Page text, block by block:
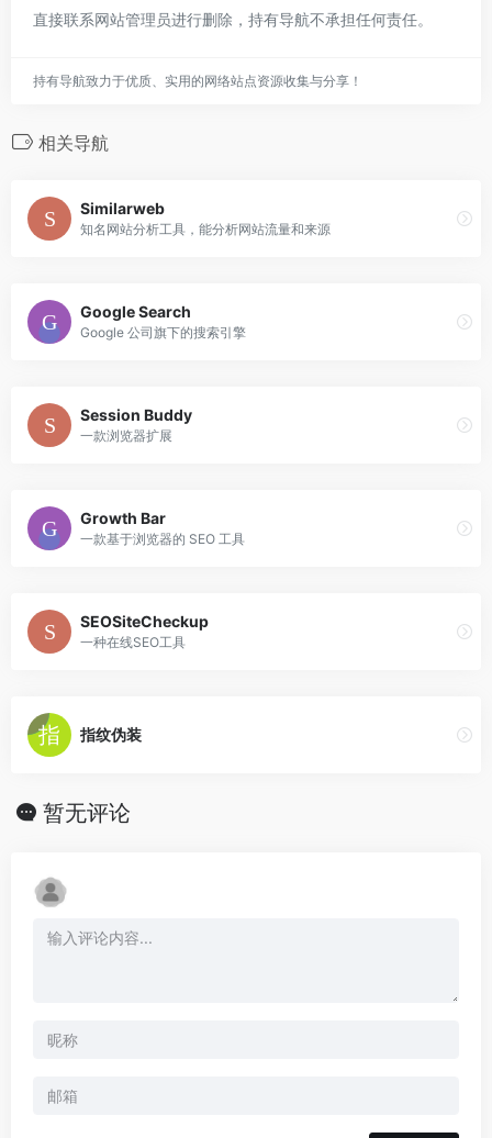
直接联系网站管理员进行删除，持有导航不承担任何责任。
持有导航致力于优质、实用的网络站点资源收集与分享！
相关导航
Similarweb
知名网站分析工具，能分析网站流量和来源
Google Search
Google 公司旗下的搜索引擎
Session Buddy
一款浏览器扩展
Growth Bar
一款基于浏览器的 SEO 工具
SEOSiteCheckup
一种在线SEO工具
指纹伪装
暂无评论